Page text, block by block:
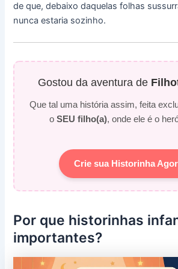
de que, debaixo daquelas folhas
nunca estaria sozinho.
Gostou da aventura de
Que tal uma história assim, feita
o SEU filho(a), onde ele é o
Crie sua Historinha
Por que historinhas
importantes?